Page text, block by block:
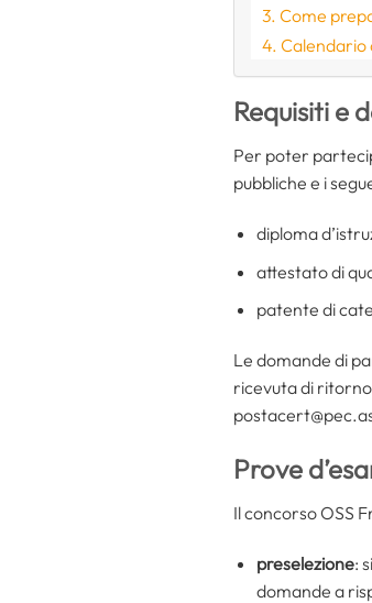
Come
Calendario
Requisiti e
Per poter
pubbliche e i
diploma
attestato di
patente di
Le domande di
ricevuta di
Prove
Il concorso OSS
preselezione:
domande a